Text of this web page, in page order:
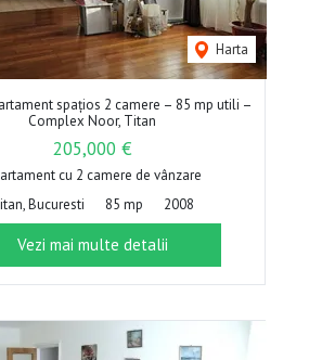
Harta
spațios 2 camere – 85 mp utili –
Complex Noor, Titan
205,000 €
cu 2 camere de vânzare
Bucuresti
85 mp 2008
Vezi mai multe detalii